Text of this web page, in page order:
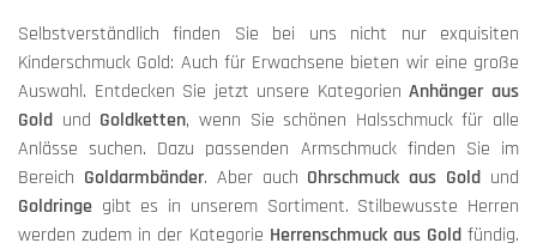
Selbstverständlich finden Sie bei uns nicht nur exquisiten
Kinderschmuck Gold: Auch für Erwachsene bieten wir eine große
Auswahl. Entdecken Sie jetzt unsere KategorienAnhänger aus
Gold und Goldketten, wenn Sie schönen Halsschmuck für alle
Anlässe suchen. Dazu passenden Armschmuck finden Sie im
Bereich Goldarmbänder. Aber auch Ohrschmuck aus Gold und
Goldringe gibt es in unserem Sortiment. Stilbewusste Herren
werden zudem in der Kategorie Herrenschmuck aus Goldfündig.